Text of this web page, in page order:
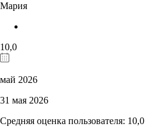
Мария
10,0
май 2026
31 мая 2026
Средняя оценка пользователя: 10,0